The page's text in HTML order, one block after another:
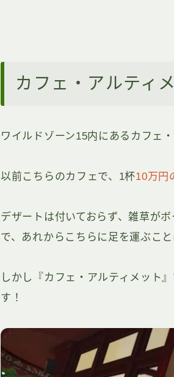
カフェ・アルティ
ワイルドゾーン15内にあるカフェ
以前こちらのカフェで、1杯10万円
デザートは付いておらず、雑草が
で、あれからこちらに足を運ぶこと
しかし『カフェ・アルティメット
す！